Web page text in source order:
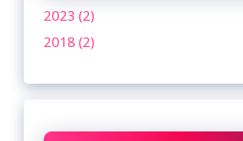
2023 (2)
2018 (2)